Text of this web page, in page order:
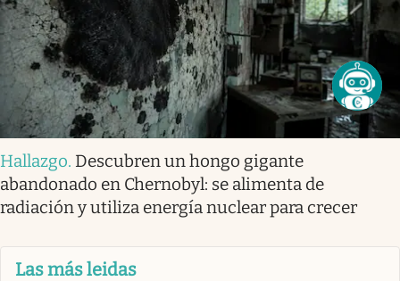
Hallazgo. Descubren un hongo gigante
abandonado en Chernobyl: se alimenta de
radiación y utiliza energía nuclear para crecer
Las más leidas